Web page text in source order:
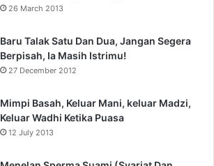
26 March 2013
Baru Talak Satu Dan Dua, Jangan Segera
Berpisah, Ia Masih Istrimu!
27 December 2012
Mimpi Basah, Keluar Mani, keluar Madzi,
Keluar Wadhi Ketika Puasa
12 July 2013